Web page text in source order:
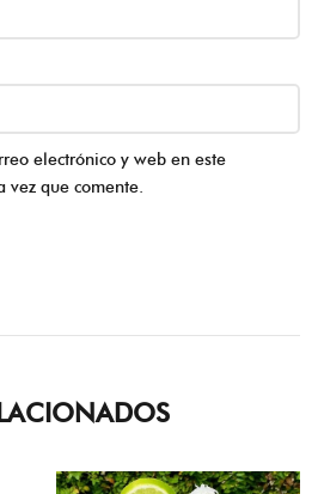
electrónico y web en este
vez que comente.